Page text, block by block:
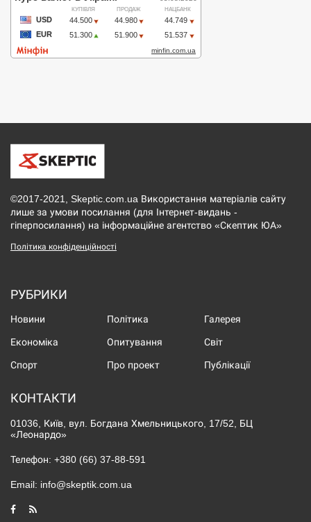
©2017-2021, Skeptic.com.ua Використання матеріалів сайту
лише за умови посилання (для Інтернет-видань -
гіперпосилання) на інформаційне агентство «Скептик ЮА»
Політика конфіденційності
РУБРИКИ
Новини Політика Галерея
Економіка Опитування Світ
Спорт Про проект Публікації
КОНТАКТИ
01036, Київ, вул. Богдана Хмельницького, 17/52, БЦ
«Леонардо»
Телефон: +380 (66) 37-88-591
Email: info@skeptik.com.ua